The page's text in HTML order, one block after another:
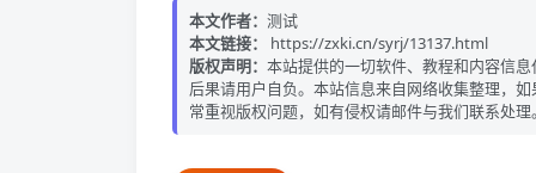
本文作者： 测试
本文链接：
https://zxki.cn/syrj/13137.html
版权声明： 本站提供的一切软件、教程和内容信
后果请用户自负。本站信息来自网络收集整理，
常重视版权问题，如有侵权请邮件与我们联系处